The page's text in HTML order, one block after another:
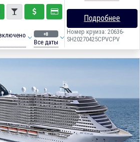
+8
Все даты
Подробнее
Номер круиза: 20636-
SH20270425CPVCPV